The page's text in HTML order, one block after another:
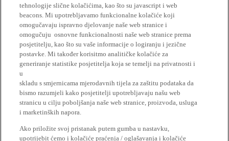
tehnologije slične kolačićima, kao što su javascript i web
beacons. Mi upotrebljavamo funkcionalne kolačiće koji
omogučavaju ispravno djelovanje naše web stranice i
omogučuju osnovne funkcionalnosti naše web stranice prema
posjetitelju, kao što su vaše informacije o logiranju i jezične
postavke. Mi također korisitmo analitičke kolačiće za
generiranje statistike posjetitelja koja se temelji na privatnosti i
u
skladu s smjernicama mjerodavnih tijela za zaštitu podataka da
bismo razumjeli kako posjetitelji upotrebljavaju našu web
stranicu u cilju poboljšanja naše web stranice, proizvoda, usluga
i marketinških napora.
Ako priložite svoj pristanak putem gumba u nastavku,
upotrijebit ćemo i kolačiće praćenja / oglašavanja i kolačiće